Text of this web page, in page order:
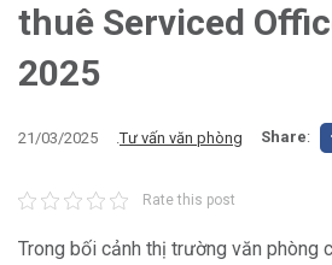
thuê Serviced
2025
21/03/2025 .Tư vấn văn phòng Share:
Rate this post
Trong bối cảnh thị trường văn phòng